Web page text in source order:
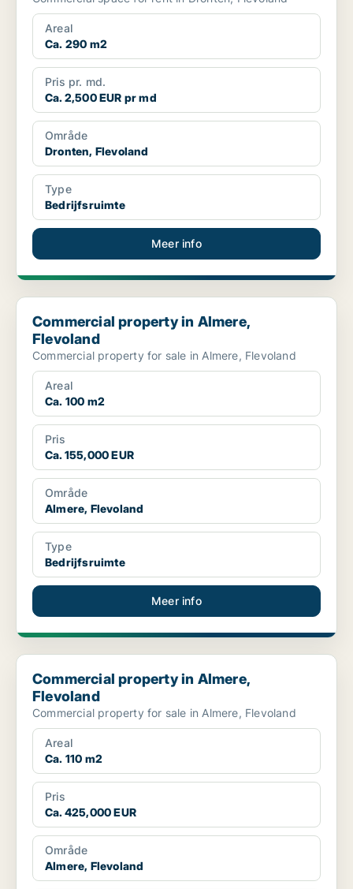
Areal
Ca. 290 m2
Pris pr. md.
Ca. 2,500 EUR pr md
Område
Dronten, Flevoland
Type
Bedrijfsruimte
Meer info
Commercial property in Almere, Flevoland
Commercial property in Almere,
Flevoland
Commercial property for sale in Almere, Flevoland
Areal
Ca. 100 m2
Pris
Ca. 155,000 EUR
Område
Almere, Flevoland
Type
Bedrijfsruimte
Meer info
Commercial property in Almere, Flevoland
Commercial property in Almere,
Flevoland
Commercial property for sale in Almere, Flevoland
Areal
Ca. 110 m2
Pris
Ca. 425,000 EUR
Område
Almere, Flevoland